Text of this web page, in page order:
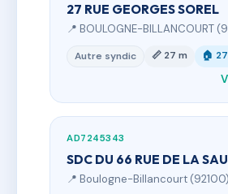
27 RUE GEORGES SOREL
📍 BOULOGNE-BILLANCOURT
Autre syndic 📏 27 m 🏠
AD7245343
SDC DU 66 RUE DE LA
📍 Boulogne-Billancourt (92100)